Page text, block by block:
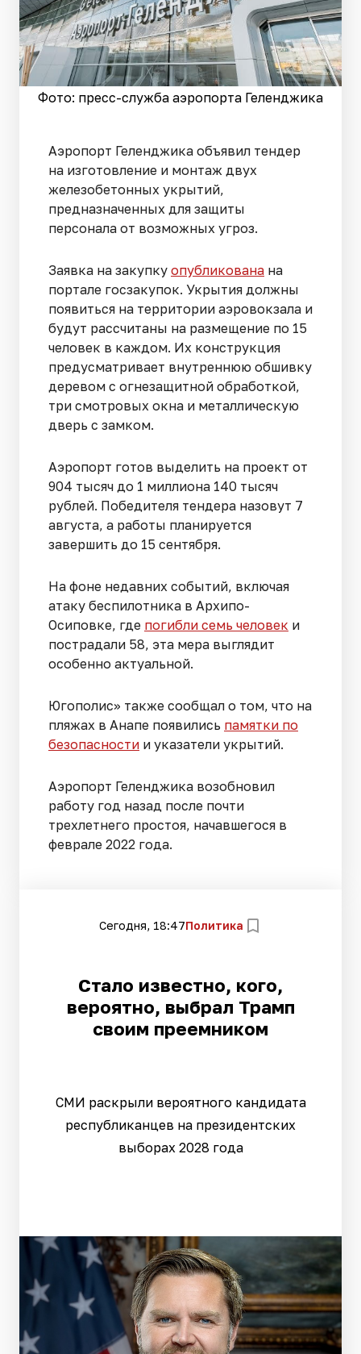
Фото: пресс-служба аэропорта Геленджика
Аэропорт Геленджика объявил тендер
на изготовление и монтаж двух
железобетонных укрытий,
предназначенных для защиты
персонала от возможных угроз.
Заявка на закупку опубликована на
портале госзакупок. Укрытия должны
появиться на территории аэровокзала и
будут рассчитаны на размещение по 15
человек в каждом. Их конструкция
предусматривает внутреннюю обшивку
деревом с огнезащитной обработкой,
три смотровых окна и металлическую
дверь с замком.
Аэропорт готов выделить на проект от
904 тысяч до 1 миллиона 140 тысяч
рублей. Победителя тендера назовут 7
августа, а работы планируется
завершить до 15 сентября.
На фоне недавних событий, включая
атаку беспилотника в Архипо-
Осиповке, где погибли семь человек и
пострадали 58, эта мера выглядит
особенно актуальной.
Югополис» также сообщал о том, что на
пляжах в Анапе появились памятки по
безопасности и указатели укрытий.
Аэропорт Геленджика возобновил
работу год назад после почти
трехлетнего простоя, начавшегося в
феврале 2022 года.
Сегодня, 18:47Политика
Стало известно, кого,
вероятно, выбрал Трамп
своим преемником
СМИ раскрыли вероятного кандидата
республиканцев на президентских
выборах 2028 года